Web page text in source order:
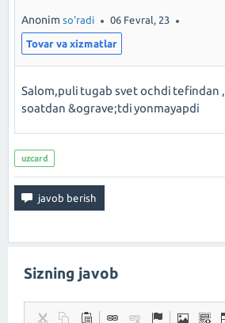
Anonim so'radi 06 Fevral, 23
Tovar va xizmatlar
Salom,puli tugab svet ochdi tefindan
soatdan &ograve;tdi yonmayapdi
uzcard
Sizning javob